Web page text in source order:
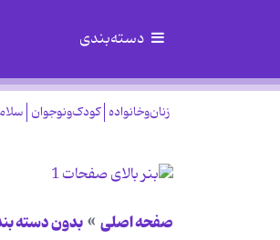
دسته‌بندی
زنان‌وخانواده کودک‌ونوجوان
صفحه اصلی بدون دسته